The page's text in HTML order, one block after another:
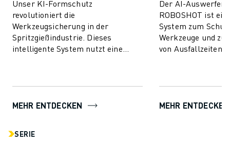
Unser KI-Formschutz
revolutioniert die
Werkzeugsicherung in der
Spritzgießindustrie. Dieses
intelligente System nutzt eine
MEHR ENTDECKEN
Der AI-
ROBOSHOT ist
System zum
Werkzeuge und
von Ausfallzeiten.
MEHR ENTDECKEN
SERIE